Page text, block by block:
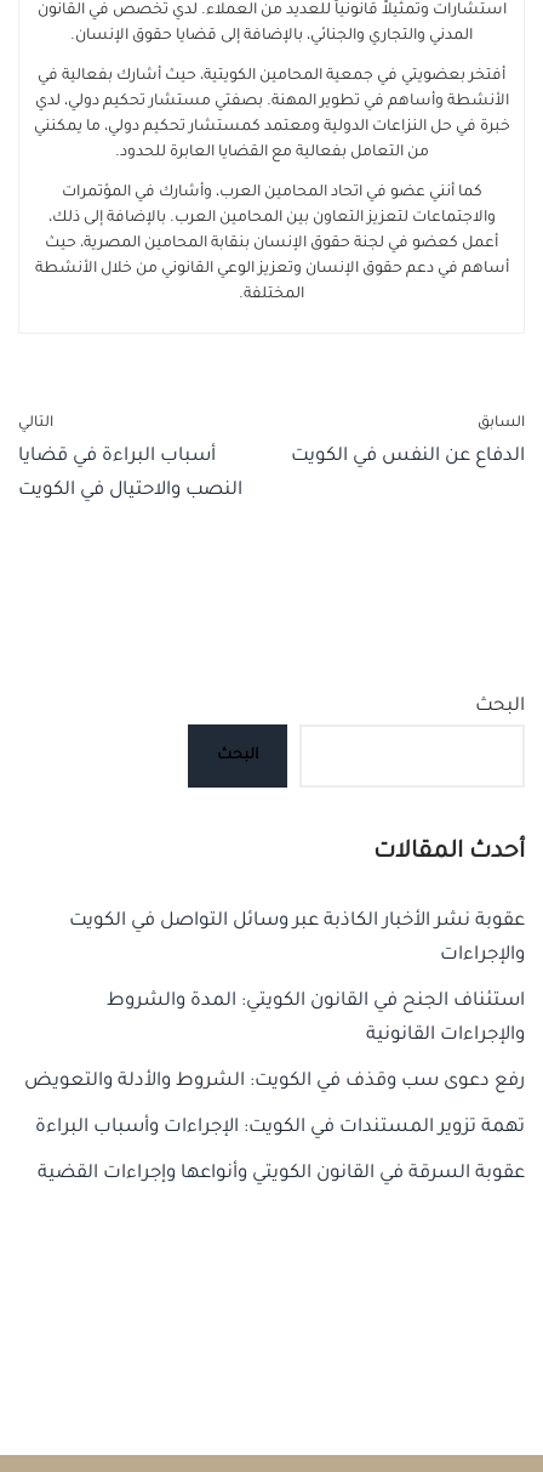
استشارات وتمثيلاً قانونياً للعديد من العملاء. لدي تخصص في القانون
المدني والتجاري والجنائي، بالإضافة إلى قضايا حقوق الإنسان.
أفتخر بعضويتي في جمعية المحامين الكويتية، حيث أشارك بفعالية في
الأنشطة وأساهم في تطوير المهنة. بصفتي مستشار تحكيم دولي، لدي
خبرة في حل النزاعات الدولية ومعتمد كمستشار تحكيم دولي، ما يمكنني
من التعامل بفعالية مع القضايا العابرة للحدود.
كما أنني عضو في اتحاد المحامين العرب، وأشارك في المؤتمرات
والاجتماعات لتعزيز التعاون بين المحامين العرب. بالإضافة إلى ذلك،
أعمل كعضو في لجنة حقوق الإنسان بنقابة المحامين المصرية، حيث
أساهم في دعم حقوق الإنسان وتعزيز الوعي القانوني من خلال الأنشطة
المختلفة.
السابق
الدفاع عن النفس في الكويت
التالي
أسباب البراءة في قضايا
النصب والاحتيال في الكويت
البحث
البحث
أحدث المقالات
عقوبة نشر الأخبار الكاذبة عبر وسائل التواصل في الكويت
والإجراءات
استئناف الجنح في القانون الكويتي: المدة والشروط
والإجراءات القانونية
رفع دعوى سب وقذف في الكويت: الشروط والأدلة والتعويض
تهمة تزوير المستندات في الكويت: الإجراءات وأسباب البراءة
عقوبة السرقة في القانون الكويتي وأنواعها وإجراءات القضية